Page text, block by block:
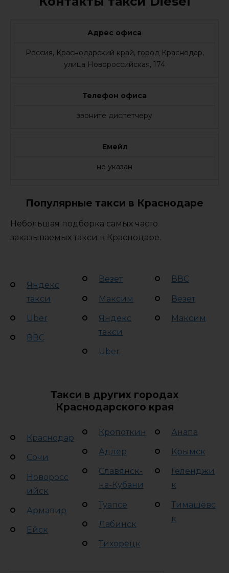
Адрес офиса
Россия, Краснодарский край, город Краснодар,
улица Новороссийская, 174
Телефон офиса
звоните диспетчеру
Емейл
не указан
Популярные такси в Краснодаре
Небольшая подборка самых часто
заказываемых такси в Краснодаре.
Яндекс
такси
Uber
ВВС
Везет
Максим
Яндекс
такси
Uber
ВВС
Везет
Максим
Такси в других городах
Краснодарского края
Краснодар
Сочи
Новоросс
ийск
Армавир
Ейск
Кропоткин
Адлер
Славянск-
на-Кубани
Туапсе
Лабинск
Тихорецк
Анапа
Крымск
Геленджи
к
Тимашёвс
к